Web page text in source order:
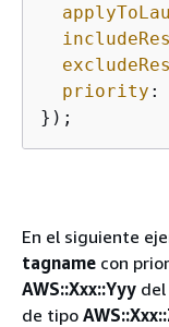
priority :
});
En el siguiente
tagname con
AWS::Xxx::Yyy
de tipo